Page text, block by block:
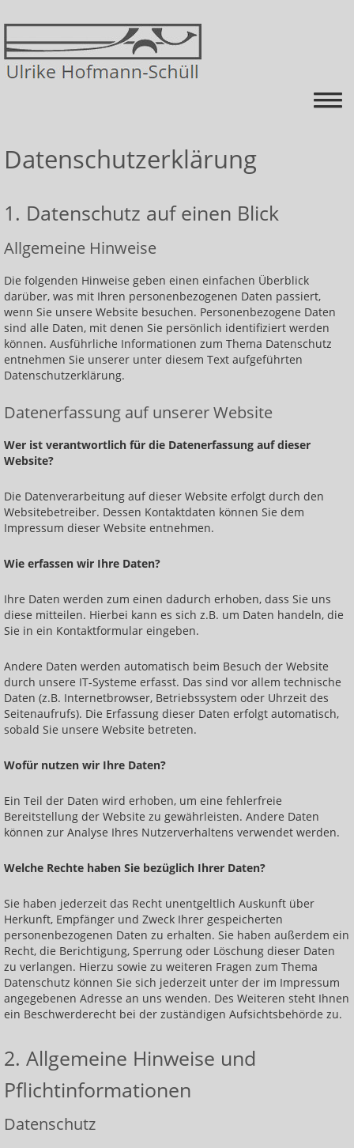
Über mich
Kurse
Krankheiten ganzheitlich betrachten und mit
Energie behandeln
Heilen lernen: Energieniveau ausgleichen und die
Körperschwingung erhöhen
Einführung in die Energiearbeit
Heilen lernen: jede und jeder kann das!
Heilen von Knochen, Rücken und Gelenken
Heilen mit dem indianischen Medizinrad
Heilen mit der Energie der besten Heilsteine
Heilen mit den Eigenschaften der Edelmetalle
Reisen zum inneren Heiler
Der energetische Umgang mit Viren
Energieanwendung bei Krebstumoren
Alte Strukturen auflösen
In das eigene, gesunde Potential hinein wachsen
Räume für neues Öffnen
Möglichkeiten wahr werden lassen
Das eigene Kraftfeld vergrößern
Heilen mit den Farbschwingungen des
Regenbogens
Problemen
Hilfe zur Selbsthilfe für Frauen mit
Krebserkrankungen
Schmuck
Datenschutzerklärung
1. Datenschutz auf einen Blick
Allgemeine Hinweise
Die folgenden Hinweise geben einen einfachen Überblick
darüber, was mit Ihren personenbezogenen Daten passiert,
wenn Sie unsere Website besuchen. Personenbezogene Daten
sind alle Daten, mit denen Sie persönlich identifiziert werden
können. Ausführliche Informationen zum Thema Datenschutz
entnehmen Sie unserer unter diesem Text aufgeführten
Datenschutzerklärung.
Datenerfassung auf unserer Website
Wer ist verantwortlich für die Datenerfassung auf dieser
Website?
Die Datenverarbeitung auf dieser Website erfolgt durch den
Websitebetreiber. Dessen Kontaktdaten können Sie dem
Impressum dieser Website entnehmen.
Wie erfassen wir Ihre Daten?
Ihre Daten werden zum einen dadurch erhoben, dass Sie uns
diese mitteilen. Hierbei kann es sich z.B. um Daten handeln, die
Sie in ein Kontaktformular eingeben.
Andere Daten werden automatisch beim Besuch der Website
durch unsere IT-Systeme erfasst. Das sind vor allem technische
Daten (z.B. Internetbrowser, Betriebssystem oder Uhrzeit des
Seitenaufrufs). Die Erfassung dieser Daten erfolgt automatisch,
sobald Sie unsere Website betreten.
Wofür nutzen wir Ihre Daten?
Ein Teil der Daten wird erhoben, um eine fehlerfreie
Bereitstellung der Website zu gewährleisten. Andere Daten
können zur Analyse Ihres Nutzerverhaltens verwendet werden.
Welche Rechte haben Sie bezüglich Ihrer Daten?
Sie haben jederzeit das Recht unentgeltlich Auskunft über
Herkunft, Empfänger und Zweck Ihrer gespeicherten
personenbezogenen Daten zu erhalten. Sie haben außerdem ein
Recht, die Berichtigung, Sperrung oder Löschung dieser Daten
zu verlangen. Hierzu sowie zu weiteren Fragen zum Thema
Datenschutz können Sie sich jederzeit unter der im Impressum
angegebenen Adresse an uns wenden. Des Weiteren steht Ihnen
ein Beschwerderecht bei der zuständigen Aufsichtsbehörde zu.
2. Allgemeine Hinweise und
Pflichtinformationen
Datenschutz